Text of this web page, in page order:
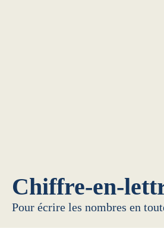
Chiffre-en-
Pour écrire les nombres en